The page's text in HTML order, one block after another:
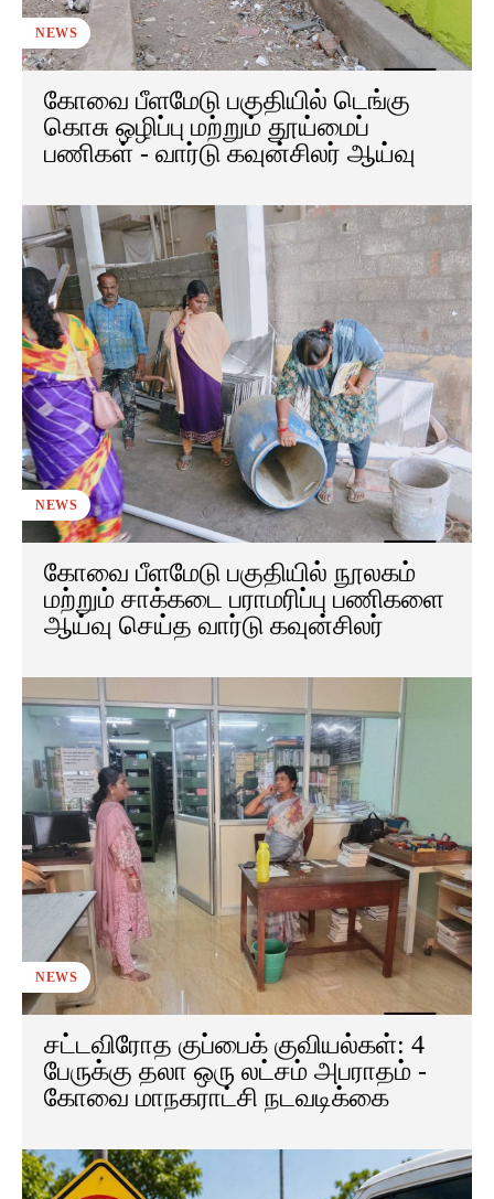
NEWS
கோவை பீளமேடு பகுதியில் டெங்கு
கொசு ஒழிப்பு மற்றும் தூய்மைப்
பணிகள் - வார்டு கவுன்சிலர் ஆய்வு
NEWS
கோவை பீளமேடு பகுதியில் நூலகம்
மற்றும் சாக்கடை பராமரிப்பு பணிகளை
ஆய்வு செய்த வார்டு கவுன்சிலர்
NEWS
சட்டவிரோத குப்பைக் குவியல்கள்: 4
பேருக்கு தலா ஒரு லட்சம் அபராதம் -
கோவை மாநகராட்சி நடவடிக்கை